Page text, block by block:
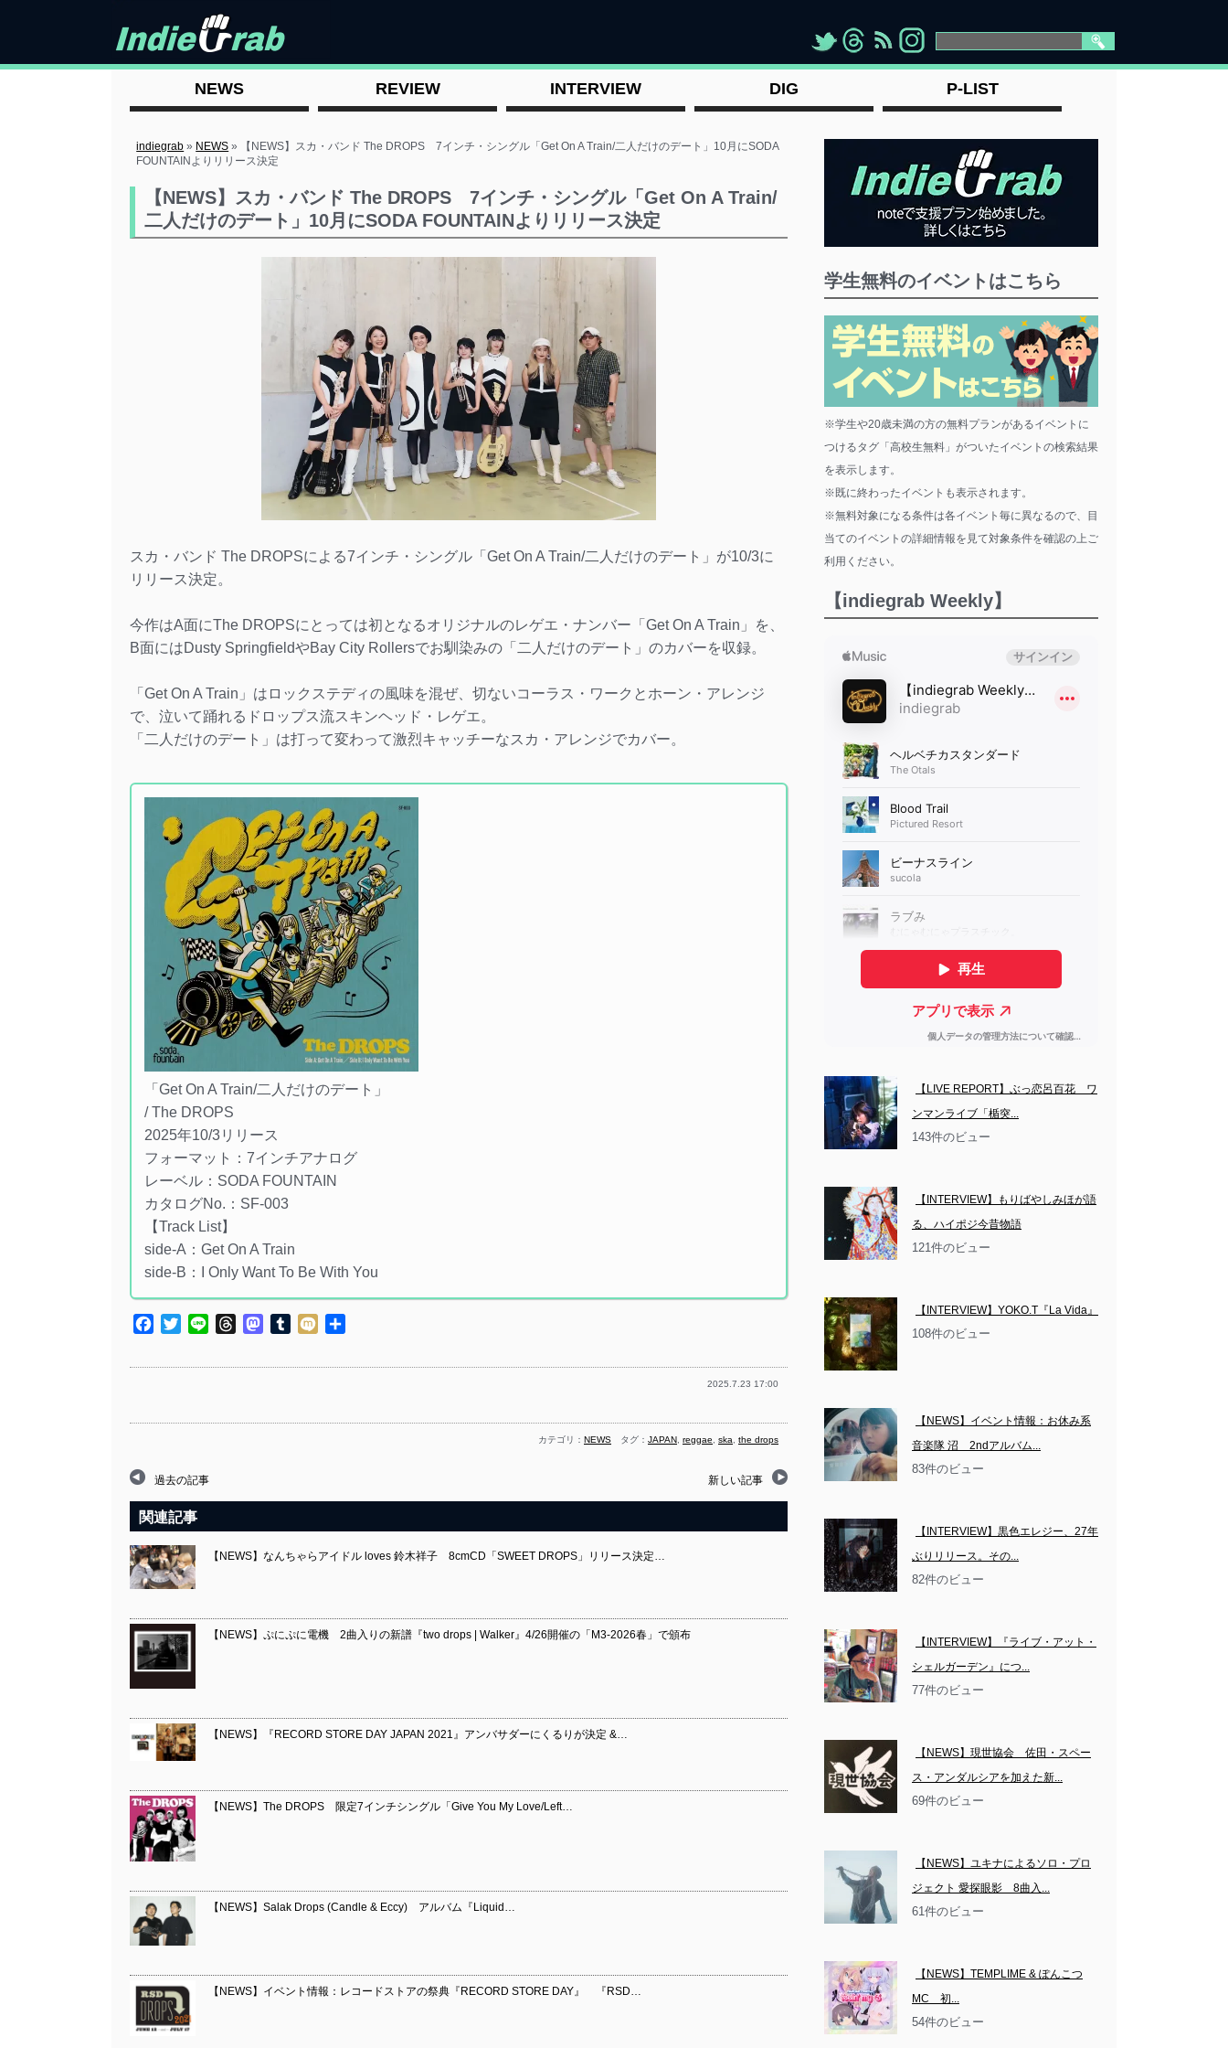
"> "> "> " >
NEWS REVIEW INTERVIEW DIG P-LIST
indiegrab » NEWS »
【NEWS】スカ・バンド The DROPS 7インチ・シングル「Get On A Train/二人だけのデート」10月にSODA
FOUNTAINよりリリース決定
【NEWS】スカ・バンド The DROPS 7インチ・シングル「Get On A Train/
二人だけのデート」10月にSODA FOUNTAINよりリリース決定
スカ・バンド The DROPSによる7インチ・シングル「Get On A Train/二人だけのデート」が10/3に
リリース決定。
今作はA面にThe DROPSにとっては初となるオリジナルのレゲエ・ナンバー「Get On A Train」を、
B面にはDusty SpringfieldやBay City Rollersでお馴染みの「二人だけのデート」のカバーを収録。
「Get On A Train」はロックステディの風味を混ぜ、切ないコーラス・ワークとホーン・アレンジ
で、泣いて踊れるドロップス流スキンヘッド・レゲエ。
「二人だけのデート」は打って変わって激烈キャッチーなスカ・アレンジでカバー。
「Get On A Train/二人だけのデート」
/ The DROPS
2025年10/3リリース
フォーマット：7インチアナログ
レーベル：SODA FOUNTAIN
カタログNo.：SF-003
【Track List】
side-A：Get On A Train
side-B：I Only Want To Be With You
Facebook
TwitterLine ThreadsMastodon
TumblrMixi
2025.7.23 17:00
カテゴリ： NEWS タグ： JAPAN reggae ska the drops
過去の記事 新しい記事
関連記事
【NEWS】なんちゃらアイドル loves 鈴木祥子 8cmCD「SWEET DROPS」リリース決定…
【NEWS】ぷにぷに電機 2曲入りの新譜『two drops | Walker』4/26開催の「M3-2026春」で頒布
【NEWS】『RECORD STORE DAY JAPAN 2021』アンバサダーにくるりが決定 &…
【NEWS】The DROPS 限定7インチシングル「Give You My Love/Left…
【NEWS】Salak Drops (Candle & Eccy) アルバム『Liquid…
【NEWS】イベント情報：レコードストアの祭典『RECORD STORE DAY』 『RSD…
学生無料のイベントはこちら
※学生や20歳未満の方の無料プランがあるイベントに
つけるタグ「高校生無料」がついたイベントの検索結果
を表示します。
※既に終わったイベントも表示されます。
※無料対象になる条件は各イベント毎に異なるので、目
当てのイベントの詳細情報を見て対象条件を確認の上ご
利用ください。
【indiegrab Weekly】
【LIVE REPORT】ぶっ恋呂百花　ワ
ンマンライブ「楯突...
143件のビュー
【INTERVIEW】もりばやしみほが語
る、ハイポジ今昔物語
121件のビュー
【INTERVIEW】YOKO.T『La Vida』
108件のビュー
【NEWS】イベント情報：お休み系
音楽隊 沼　2ndアルバム...
83件のビュー
【INTERVIEW】黒色エレジー、27年
ぶりリリース。その...
82件のビュー
【INTERVIEW】『ライブ・アット・
シェルガーデン』につ...
77件のビュー
【NEWS】現世協会　佐田・スペー
ス・アンダルシアを加えた新...
69件のビュー
【NEWS】ユキナによるソロ・プロ
ジェクト 愛探眼影　8曲入...
61件のビュー
【NEWS】TEMPLIME & ぽんこつ
MC　初...
54件のビュー